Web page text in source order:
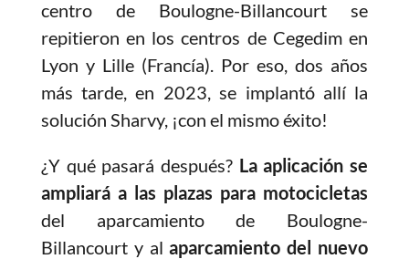
centro de Boulogne-Billancourt se
repitieron en los centros de Cegedim en
Lyon y Lille (Francía). Por eso, dos años
más tarde, en 2023, se implantó allí la
solución Sharvy, ¡con el mismo éxito!
¿Y qué pasará después? La aplicación se
ampliará a las plazas para motocicletas
del aparcamiento de Boulogne-
Billancourt y alaparcamiento del nuevo